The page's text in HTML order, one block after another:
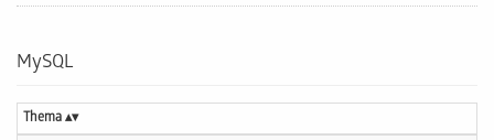
MySQL
Thema